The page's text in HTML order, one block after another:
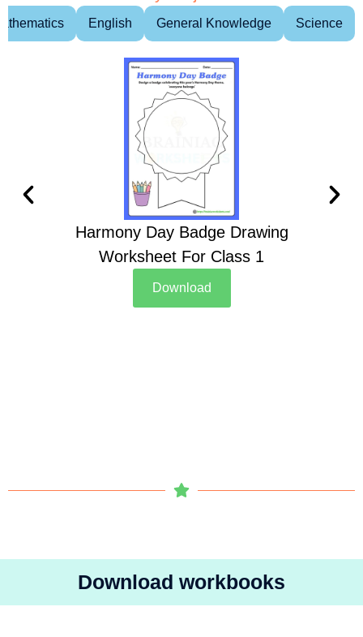
English General Knowledge Science
Harmony Day Badge Drawing
Worksheet For Class 1
Download
Download workbooks